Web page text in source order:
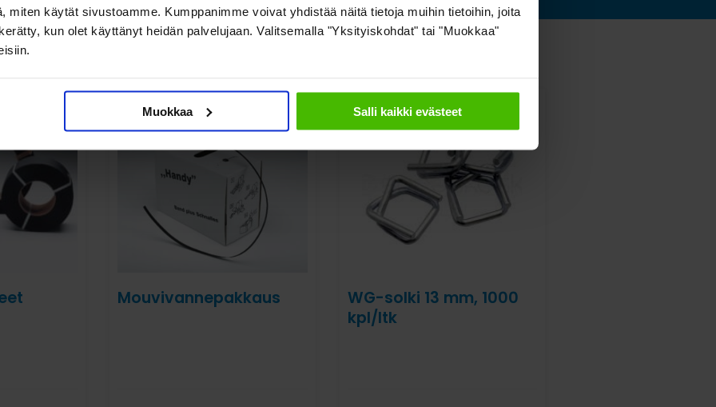
miten käytät sivustoamme. Kumppanimme voivat yhdistää näitä tietoja muihin tietoihin, joita
kun olet käyttänyt heidän palvelujaan. Valitsemalla "Yksityiskohdat" tai "Muokkaa"
Muokkaa Salli kaikki evästeet
Katso myös nämä
Mouvivannepakkaus
WG-solki 13 mm, 1000
kpl/ltk